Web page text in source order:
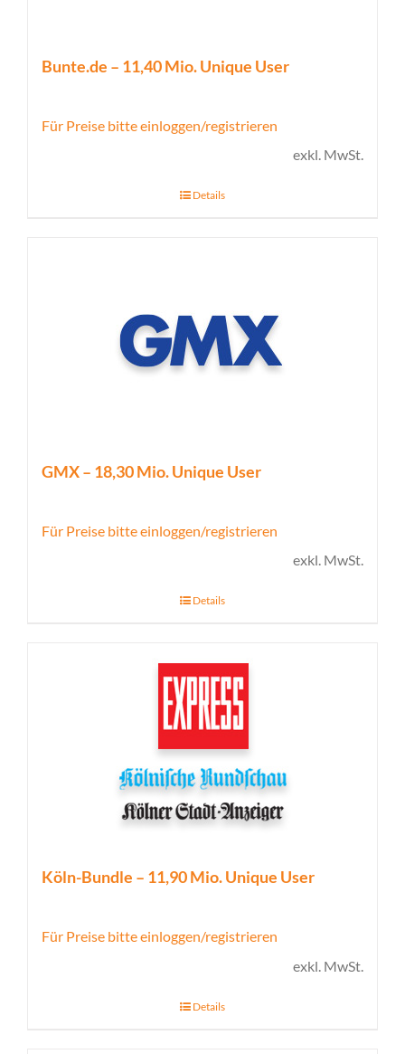
Bunte.de – 11,40 Mio. Unique User
Für Preise bitte einloggen/registrieren
exkl. MwSt.
Details
GMX – 18,30 Mio. Unique User
Für Preise bitte einloggen/registrieren
exkl. MwSt.
Details
Köln-Bundle – 11,90 Mio. Unique User
Für Preise bitte einloggen/registrieren
exkl. MwSt.
Details